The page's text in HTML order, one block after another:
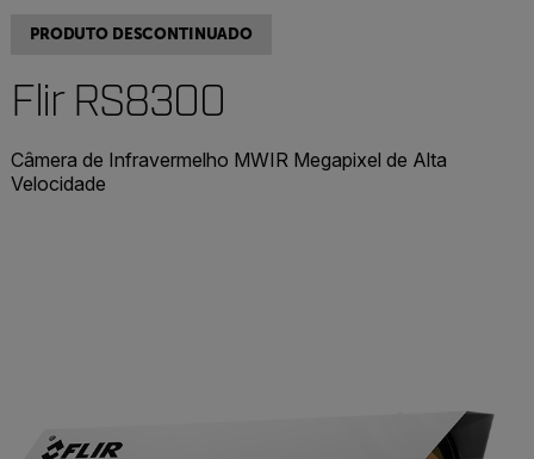
PRODUTO DESCONTINUADO
Flir RS8300
Câmera de Infravermelho MWIR Megapixel de Alta
Velocidade